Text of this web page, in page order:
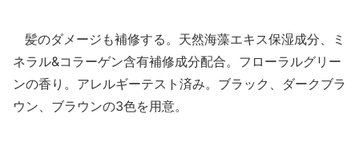
髪のダメージも補修する。天然海藻エキス保湿成分、ミ
ネラル&コラーゲン含有補修成分配合。フローラルグリー
ンの香り。アレルギーテスト済み。ブラック、ダークブラ
ウン、ブラウンの3色を用意。